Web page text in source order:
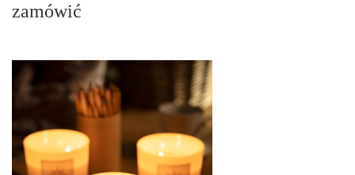
zamówić